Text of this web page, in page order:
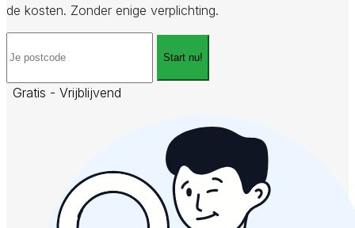
de kosten. Zonder enige verplichting.
Start nu!
Gratis - Vrijblijvend